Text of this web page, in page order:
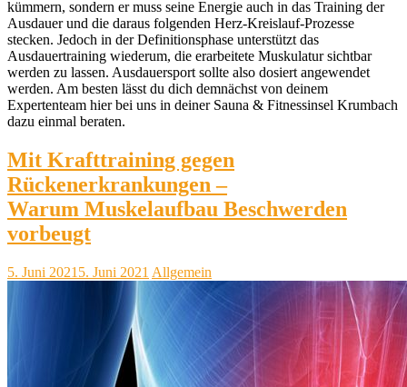
kümmern, sondern er muss seine Energie auch in das Training der
Ausdauer und die daraus folgenden Herz-Kreislauf-Prozesse
stecken. Jedoch in der Definitionsphase unterstützt das
Ausdauertraining wiederum, die erarbeitete Muskulatur sichtbar
werden zu lassen. Ausdauersport sollte also dosiert angewendet
werden. Am besten lässt du dich demnächst von deinem
Expertenteam hier bei uns in deiner Sauna & Fitnessinsel Krumbach
dazu einmal beraten.
Mit Krafttraining gegen
Rückenerkrankungen –
Warum Muskelaufbau Beschwerden
vorbeugt
5. Juni 2021 5. Juni 2021 Allgemein